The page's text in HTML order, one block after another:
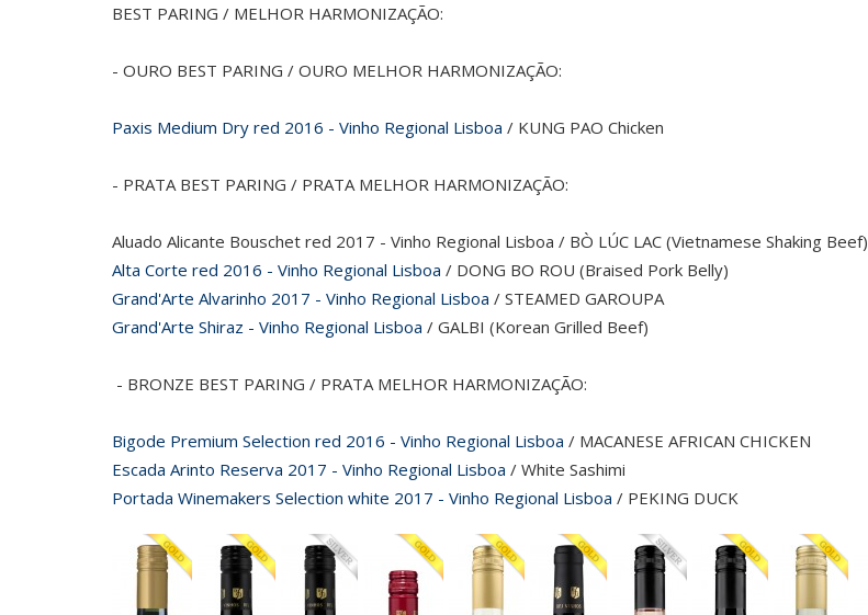
BEST PARING / MELHOR HARMONIZAÇÃO:
- OURO BEST PARING / OURO MELHOR HARMONIZAÇÃO:
Paxis Medium Dry red 2016 - Vinho Regional Lisboa / KUNG PAO Chicken
- PRATA BEST PARING / PRATA MELHOR HARMONIZAÇÃO:
Aluado Alicante Bouschet red 2017 - Vinho Regional Lisboa / BÒ LÚC LAC (Vietnamese Shaking Beef)
Alta Corte red 2016 - Vinho Regional Lisboa / DONG BO ROU (Braised Pork Belly)
Grand'Arte Alvarinho 2017 - Vinho Regional Lisboa / STEAMED GAROUPA
Grand'Arte Shiraz - Vinho Regional Lisboa / GALBI (Korean Grilled Beef)
- BRONZE BEST PARING / PRATA MELHOR HARMONIZAÇÃO:
Bigode Premium Selection red 2016 - Vinho Regional Lisboa / MACANESE AFRICAN CHICKEN
Escada Arinto Reserva 2017 - Vinho Regional Lisboa / White Sashimi
Portada Winemakers Selection white 2017 - Vinho Regional Lisboa / PEKING DUCK